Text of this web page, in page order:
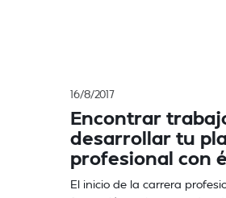
16/8/2017
Encontrar
desarrollar tu
profesional con
El inicio de la carrera